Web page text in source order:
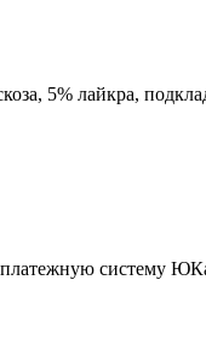
5% лайкра,
платежную систему